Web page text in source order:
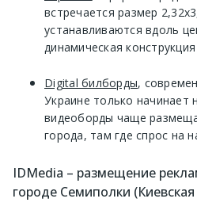
встречается размер
устанавливаются вдоль
динамическая
Digital билборды,
Украине только начинает
видеоборды чаще
города, там где спрос на
IDMedia – размещение
городе Семиполки